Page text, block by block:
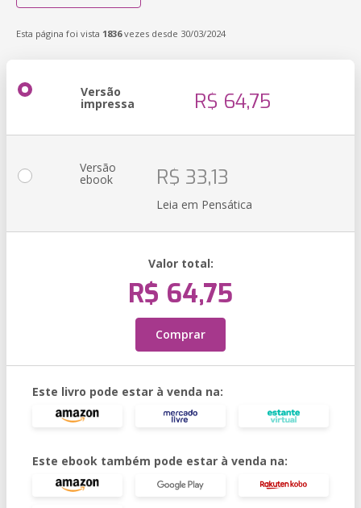
Esta página foi vista 1836vezes desde 30/03/2024
Versão
impressa R$ 64,75
Versão
ebook R$ 33,13
Leia em Pensática
Valor total:
R$ 64,75
Comprar
Este livro pode estar à venda na:
Este ebook também pode estar à venda na: